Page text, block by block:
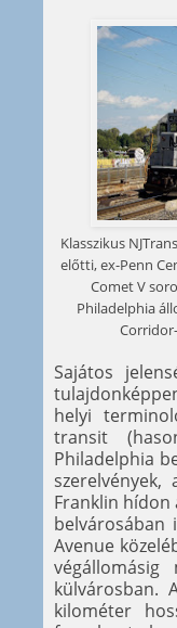
Klasszikus
előtti, ex-Penn
Comet V
Philadelphia
Sajátos
helyi
transit
Philadelphia
Franklin hídon
Avenue
külvárosban.
kilométer